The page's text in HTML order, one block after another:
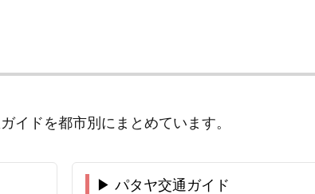
イドを都市別にまとめています。
▶ パタヤ交通ガイド